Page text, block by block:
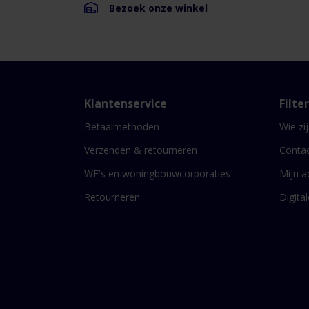
Bezoek onze winkel
Klantenservice
Betaalmethoden
Verzenden & retourneren
WE's en woningbouwcorporaties
Retourneren
Wie
Mijn